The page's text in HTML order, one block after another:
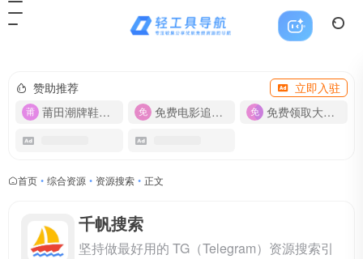
赞助推荐
立即入驻
莆田潮牌鞋服-货源
免费电影追剧APP 免费领取大流量卡【500G】
首页 • 综合资源 • 资源搜索 • 正文
千帆搜索
坚持做最好用的 TG（Telegram）资源搜索引